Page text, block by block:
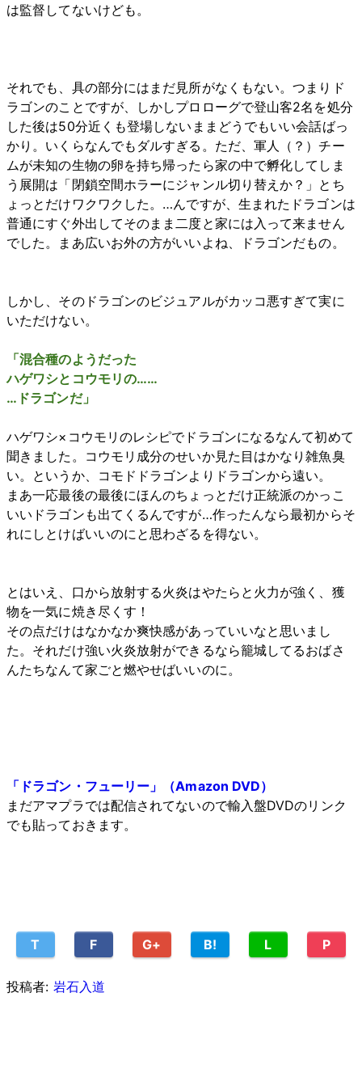
は監督してないけども。
それでも、具の部分にはまだ見所がなくもない。つまりド
ラゴンのことですが、しかしプロローグで登山客2名を処分
した後は50分近くも登場しないままどうでもいい会話ばっ
かり。いくらなんでもダルすぎる。ただ、軍人（？）チー
ムが未知の生物の卵を持ち帰ったら家の中で孵化してしま
う展開は「閉鎖空間ホラーにジャンル切り替えか？」とち
ょっとだけワクワクした。…んですが、生まれたドラゴンは
普通にすぐ外出してそのまま二度と家には入って来ません
でした。まあ広いお外の方がいいよね、ドラゴンだもの。
しかし、そのドラゴンのビジュアルがカッコ悪すぎて実に
いただけない。
「混合種のようだった
ハゲワシとコウモリの……
…ドラゴンだ」
ハゲワシ×コウモリのレシピでドラゴンになるなんて初めて
聞きました。コウモリ成分のせいか見た目はかなり雑魚臭
い。というか、コモドドラゴンよりドラゴンから遠い。
まあ一応最後の最後にほんのちょっとだけ正統派のかっこ
いいドラゴンも出てくるんですが…作ったんなら最初からそ
れにしとけばいいのにと思わざるを得ない。
とはいえ、口から放射する火炎はやたらと火力が強く、獲
物を一気に焼き尽くす！
その点だけはなかなか爽快感があっていいなと思いまし
た。それだけ強い火炎放射ができるなら籠城してるおばさ
んたちなんて家ごと燃やせばいいのに。
「ドラゴン・フューリー」（Amazon DVD）
まだアマプラでは配信されてないので輸入盤DVDのリンク
でも貼っておきます。
T F G+ B! L P
投稿者: 岩石入道